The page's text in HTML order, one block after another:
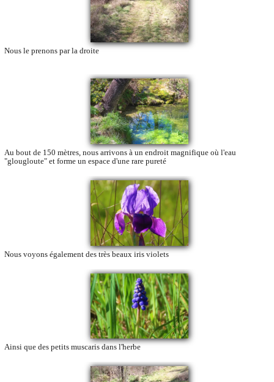
Nous le prenons par la droite
Au bout de 150 mètres, nous arrivons à un endroit magnifique où l'eau
"glougloute" et forme un espace d'une rare pureté
Nous voyons également des très beaux iris violets
Ainsi que des petits muscaris dans l'herbe